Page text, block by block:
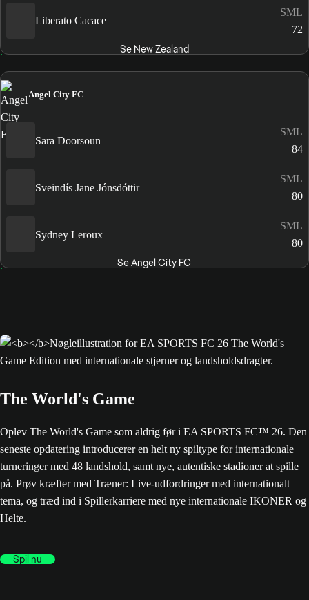
Liberato Cacace
SML
72
Se New Zealand
Angel City FC
Sara Doorsoun
SML
84
Sveindís Jane Jónsdóttir
SML
80
Sydney Leroux
SML
80
Se Angel City FC
The World's Game
Oplev The World's Game som aldrig før i EA SPORTS FC™ 26. Den
seneste opdatering introducerer en helt ny spiltype for internationale
turneringer med 48 landshold, samt nye, autentiske stadioner at spille
på. Prøv kræfter med Træner: Live-udfordringer med internationalt
tema, og træd ind i Spillerkarriere med nye internationale IKONER og
Helte.
Spil nu